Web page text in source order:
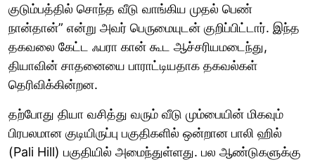
குடும்பத்தில் சொந்த வீடு வாங்கிய முதல் பெண்
நான்தான்” என்று அவர் பெருமையுடன் குறிப்பிட்டார். இந்த
தகவலை கேட்ட ஃபரா கான் கூட ஆச்சரியமடைந்து,
தியாவின் சாதனையை பாராட்டியதாக தகவல்கள்
தெரிவிக்கின்றன.
தற்போது தியா வசித்து வரும் வீடு மும்பையின் மிகவும்
பிரபலமான குடியிருப்பு பகுதிகளில் ஒன்றான பாலி ஹில்
(Pali Hill) பகுதியில் அமைந்துள்ளது. பல ஆண்டுகளுக்கு